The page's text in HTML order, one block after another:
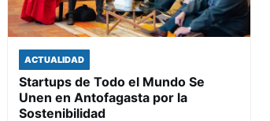
ACTUALIDAD
Startups de Todo el Mundo Se
Unen en Antofagasta por la
Sostenibilidad